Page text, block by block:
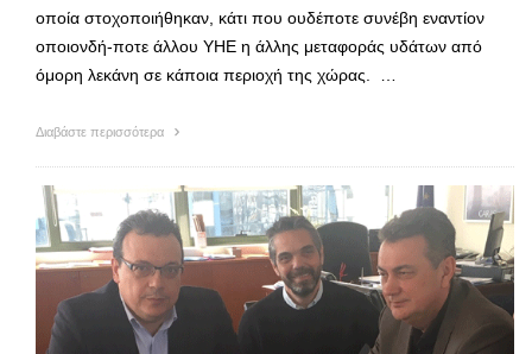
οποία στοχοποιήθηκαν, κάτι που ουδέποτε συνέβη εναντίον
οποιονδή-ποτε άλλου ΥΗΕ η άλλης μεταφοράς υδάτων από
όμορη λεκάνη σε κάποια περιοχή της χώρας. …
Διαβάστε περισσότερα